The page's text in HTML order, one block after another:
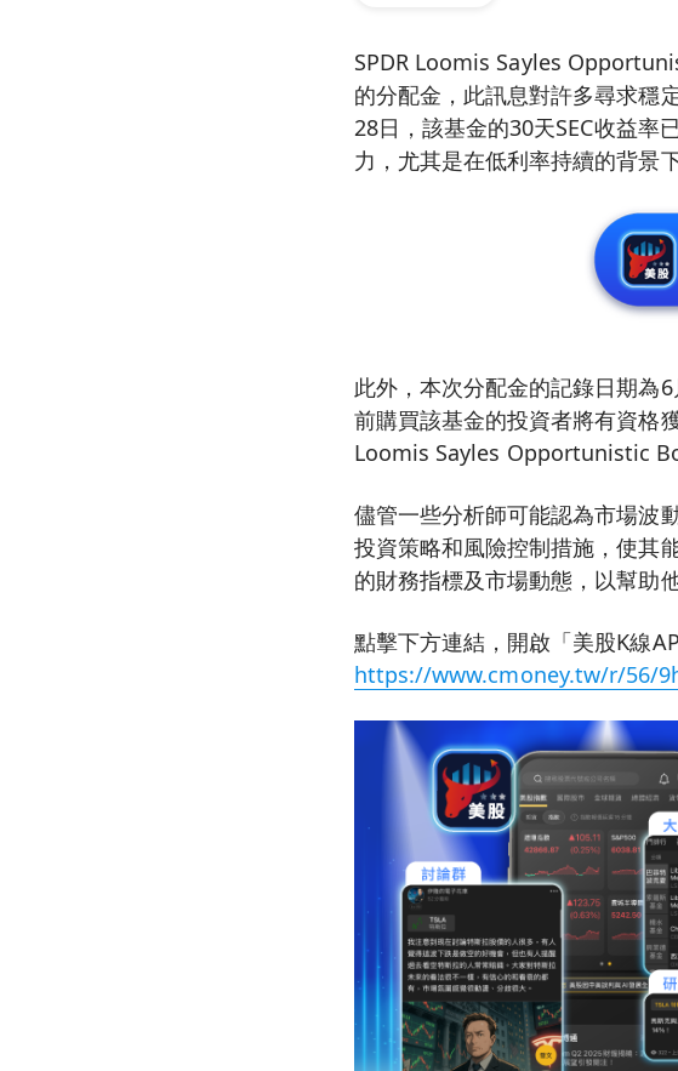
SPDR Loomis Sayles
的分配金，此訊息對許多尋求穩
28日，該基金的30天SEC收益率
力，尤其是在低利率持續的背景下
此外，本次分配金的記錄日期為
前購買該基金的投資者將有資格
Loomis Sayles Opportunistic
儘管一些分析師可能認為市場波
投資策略和風險控制措施，使其
的財務指標及市場動態，以幫助
點擊下方連結，開啟「美股K線
https://www.cmoney.tw/r/56/